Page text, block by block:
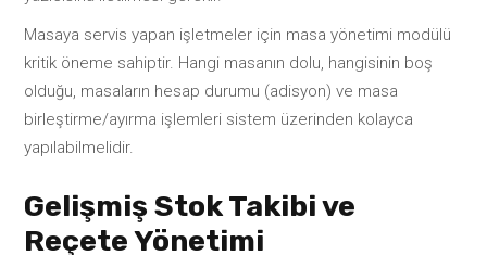
Masaya servis yapan işletmeler için masa yönetimi modülü
kritik öneme sahiptir. Hangi masanın dolu, hangisinin boş
olduğu, masaların hesap durumu (adisyon) ve masa
birleştirme/ayırma işlemleri sistem üzerinden kolayca
yapılabilmelidir.
Gelişmiş Stok Takibi ve
Reçete Yönetimi